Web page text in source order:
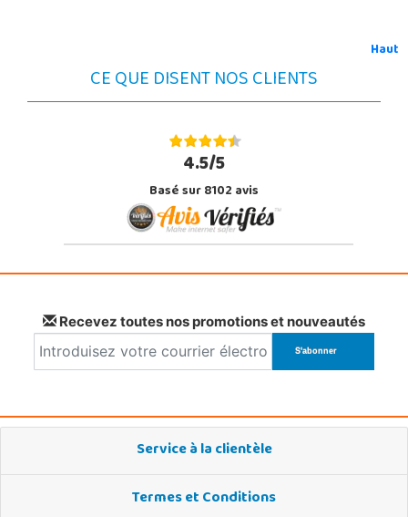
Haut
CE QUE DISENT NOS CLIENTS
4.5/5
Basé sur 8102 avis
Recevez toutes nos promotions et nouveautés
Service à la clientèle
Termes et Conditions